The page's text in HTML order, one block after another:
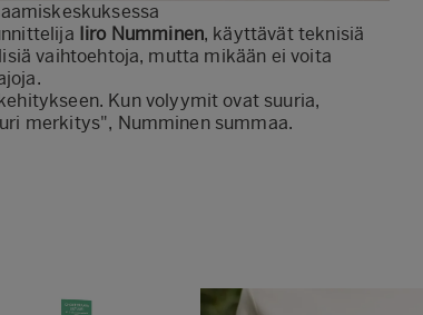
Iiro Numminen, käyttävät teknisiä
vaihtoehtoja, mutta mikään ei voita
Kun volyymit ovat suuria,
merkitys", Numminen summaa.